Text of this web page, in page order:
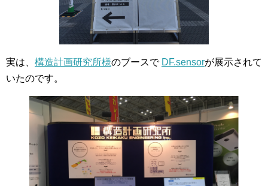
実は、 構造計画研究所様のブースで DF.sensorが展示されて
いたのです。